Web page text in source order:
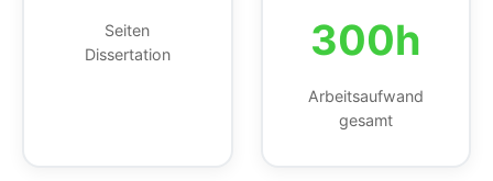
Seiten
Dissertation
300h
Arbeitsaufwand
gesamt